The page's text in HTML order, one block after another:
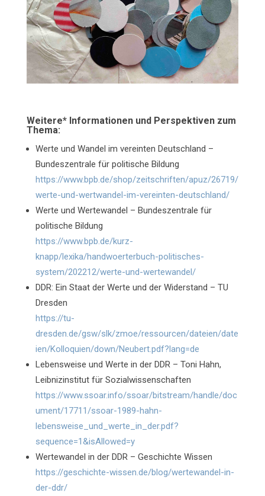
Weitere* Informationen und Perspektiven zum
Thema:
Werte und Wandel im vereinten Deutschland –
Bundeszentrale für politische Bildung
https://www.bpb.de/shop/zeitschriften/apuz/26719/
werte-und-wertwandel-im-vereinten-deutschland/
Werte und Wertewandel – Bundeszentrale für
politische Bildung
https://www.bpb.de/kurz-
knapp/lexika/handwoerterbuch-politisches-
system/202212/werte-und-wertewandel/
DDR: Ein Staat der Werte und der Widerstand – TU
Dresden
https://tu-
dresden.de/gsw/slk/zmoe/ressourcen/dateien/date
ien/Kolloquien/down/Neubert.pdf?lang=de
Lebensweise und Werte in der DDR – Toni Hahn,
Leibnizinstitut für Sozialwissenschaften
https://www.ssoar.info/ssoar/bitstream/handle/doc
ument/17711/ssoar-1989-hahn-
lebensweise_und_werte_in_der.pdf?
sequence=1&isAllowed=y
Wertewandel in der DDR – Geschichte Wissen
https://geschichte-wissen.de/blog/wertewandel-in-
der-ddr/